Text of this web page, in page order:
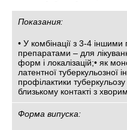
Показания:
• У комбінації з 3-4
препаратами – для
форм і локалізацій;• як
латентної туберкульозної
профілактики
близькому контакті з
Форма випуска: